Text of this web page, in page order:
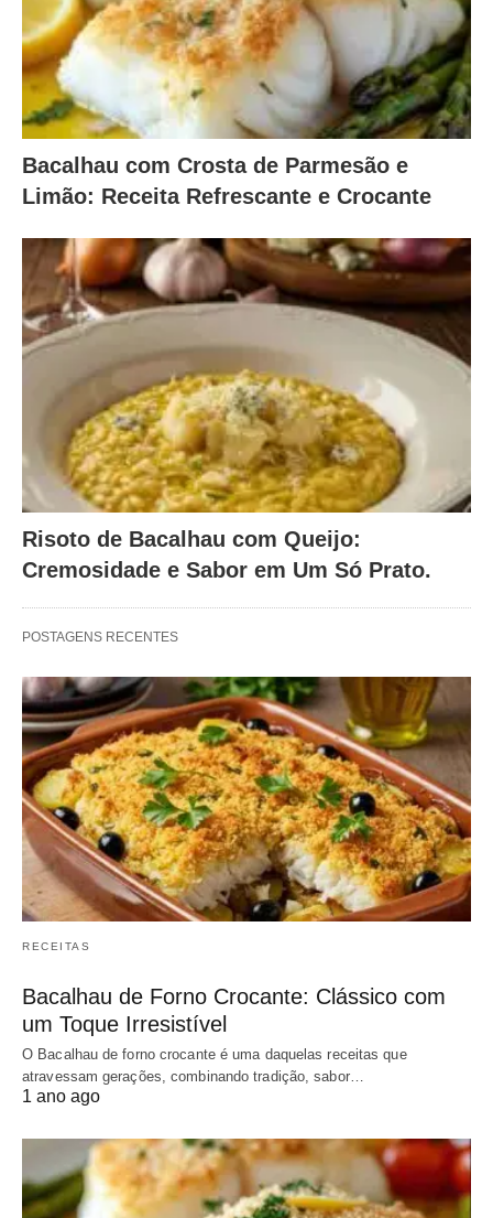
Bacalhau com Crosta de Parmesão e
Limão: Receita Refrescante e Crocante
Risoto de Bacalhau com Queijo:
Cremosidade e Sabor em Um Só Prato.
POSTAGENS RECENTES
RECEITAS
Bacalhau de Forno Crocante: Clássico com
um Toque Irresistível
O Bacalhau de forno crocante é uma daquelas receitas que
atravessam gerações, combinando tradição, sabor…
1 ano ago